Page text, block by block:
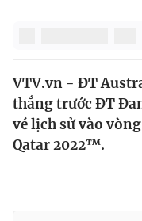
Tin tức
Thế giới đó đây
Câu chuyện quốc tế
Kinh tế
Tài chính
Dữ liệu và đời sống
VTV.vn - ĐT
thắng trước ĐT
vé lịch sử vào
Qatar 2022™.